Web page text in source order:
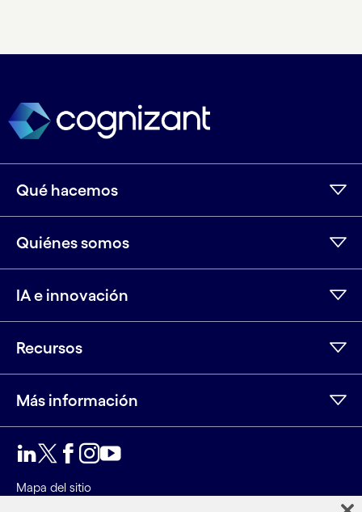
Qué hacemos
Quiénes somos
IA e innovación
Recursos
Más información
Mapa del sitio